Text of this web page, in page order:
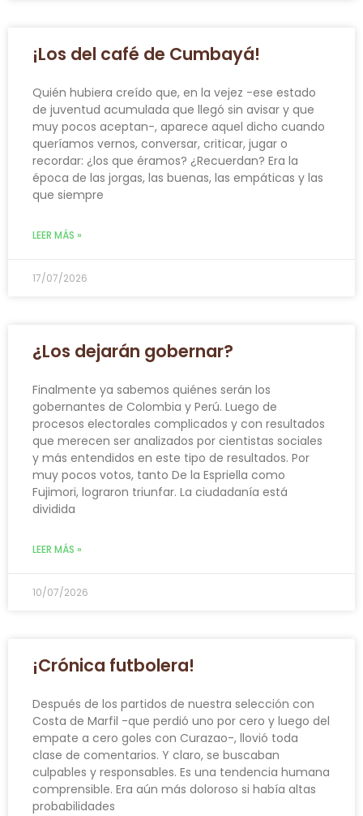
¡Los del café de Cumbayá!
Quién hubiera creído que, en la vejez -ese estado
de juventud acumulada que llegó sin avisar y que
muy pocos aceptan-, aparece aquel dicho cuando
queríamos vernos, conversar, criticar, jugar o
recordar: ¿los que éramos? ¿Recuerdan? Era la
época de las jorgas, las buenas, las empáticas y las
que siempre
LEER MÁS »
17/07/2026
¿Los dejarán gobernar?
Finalmente ya sabemos quiénes serán los
gobernantes de Colombia y Perú. Luego de
procesos electorales complicados y con resultados
que merecen ser analizados por cientistas sociales
y más entendidos en este tipo de resultados. Por
muy pocos votos, tanto De la Espriella como
Fujimori, lograron triunfar. La ciudadanía está
dividida
LEER MÁS »
10/07/2026
¡Crónica futbolera!
Después de los partidos de nuestra selección con
Costa de Marfil -que perdió uno por cero y luego del
empate a cero goles con Curazao-, llovió toda
clase de comentarios. Y claro, se buscaban
culpables y responsables. Es una tendencia humana
comprensible. Era aún más doloroso si había altas
probabilidades